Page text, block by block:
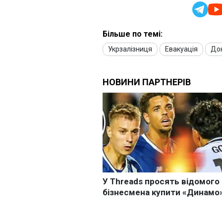
Більше по темі:
Укрзалізниця Евакуація